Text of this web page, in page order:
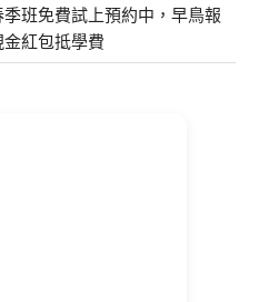
班免費試上預約中，早鳥報
紅包抵學費